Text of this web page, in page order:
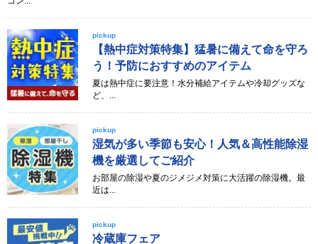
pickup
【熱中症対策特集】猛暑に備えて命を守ろ
う！予防におすすめのアイテム
夏は熱中症に要注意！水分補給アイテムや冷却グッズな
ど、...
pickup
湿気が多い季節も安心！人気＆高性能除湿
機を厳選してご紹介
お部屋の除湿や夏のジメジメ対策に大活躍の除湿機。最
近は...
pickup
冷蔵庫フェア